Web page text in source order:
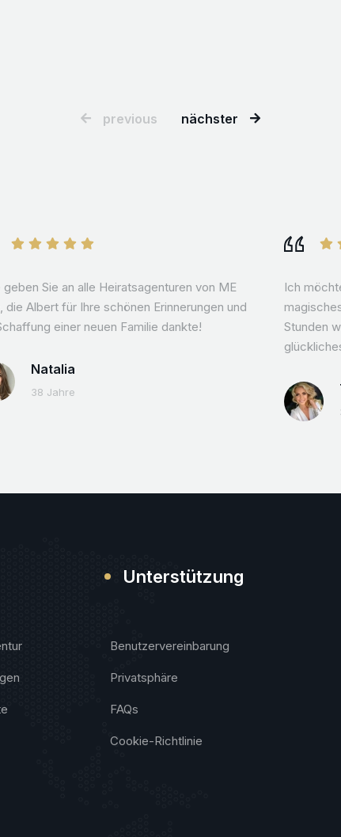
previous nächster
geben Sie an alle Heiratsagenturen von ME
die Albert für Ihre schönen Erinnerungen und
einer neuen Familie dankte!
Natalia
38 Jahre
Ich
Stunden
Unterstützung
Benutzervereinbarung
Privatsphäre
FAQs
Cookie-Richtlinie